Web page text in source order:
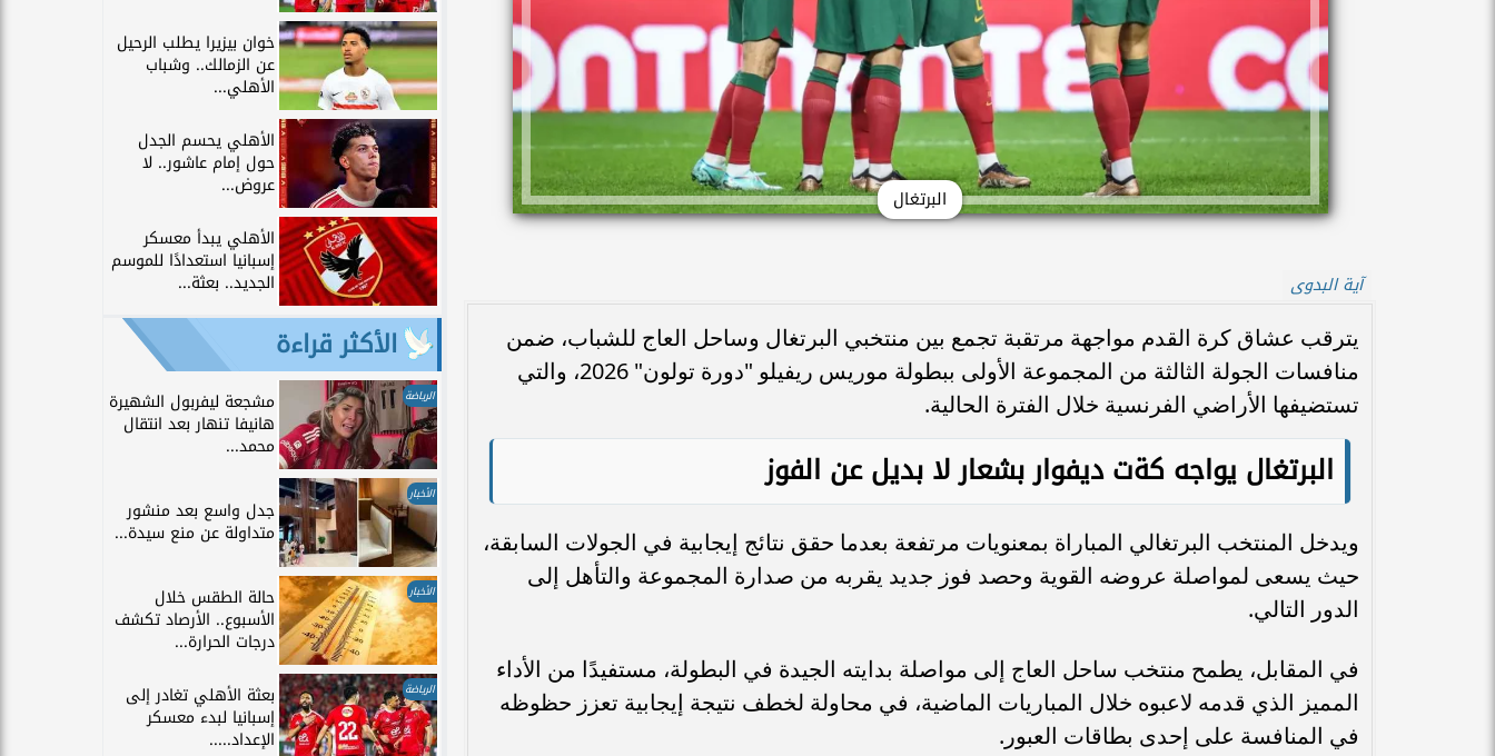
البرتغال
آية البدوى
يترقب عشاق كرة القدم مواجهة مرتقبة تجمع بين منتخبي البرتغال وساحل العاج للشباب، ضمن
منافسات الجولة الثالثة من المجموعة الأولى ببطولة موريس ريفيلو "دورة تولون" 2026، والتي
تستضيفها الأراضي الفرنسية خلال الفترة الحالية.
البرتغال يواجه كةت ديفوار بشعار لا بديل عن الفوز
ويدخل المنتخب البرتغالي المباراة بمعنويات مرتفعة بعدما حقق نتائج إيجابية في الجولات السابقة،
حيث يسعى لمواصلة عروضه القوية وحصد فوز جديد يقربه من صدارة المجموعة والتأهل إلى
الدور التالي.
في المقابل، يطمح منتخب ساحل العاج إلى مواصلة بدايته الجيدة في البطولة، مستفيدًا من الأداء
المميز الذي قدمه لاعبوه خلال المباريات الماضية، في محاولة لخطف نتيجة إيجابية تعزز حظوظه
في المنافسة على إحدى بطاقات العبور.
خوان بيزيرا يطلب الرحيل
عن الزمالك.. وشباب
الأهلي...
الأهلي يحسم الجدل
حول إمام عاشور.. لا
عروض...
الأهلي يبدأ معسكر
إسبانيا استعدادًا للموسم
الجديد.. بعثة...
الأكثر قراءة
الرياضة مشجعة ليفربول الشهيرة
هانيفا تنهار بعد انتقال
محمد...
الأخبار
جدل واسع بعد منشور
متداولة عن منع سيدة...
الأخبار حالة الطقس خلال
الأسبوع.. الأرصاد تكشف
درجات الحرارة...
الرياضة بعثة الأهلي تغادر إلى
إسبانيا لبدء معسكر
الإعداد.....